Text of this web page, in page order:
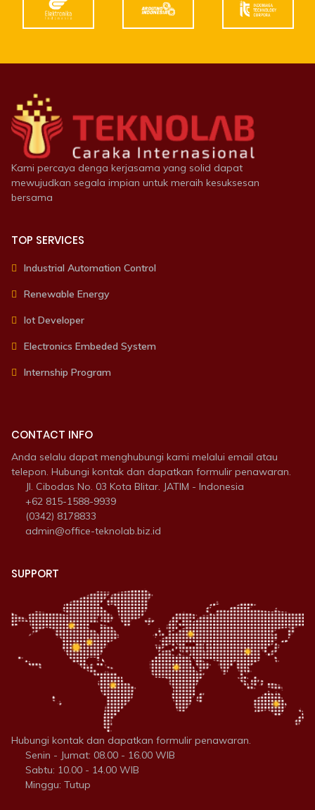
Kami percaya denga kerjasama yang solid dapat
mewujudkan segala impian untuk meraih kesuksesan
bersama
TOP SERVICES
Industrial Automation Control
Renewable Energy
Iot Developer
Electronics Embeded System
Internship Program
CONTACT INFO
Anda selalu dapat menghubungi kami melalui email atau
telepon. Hubungi kontak dan dapatkan formulir penawaran.
Jl. Cibodas No. 03 Kota Blitar. JATIM - Indonesia
+62 815-1588-9939
(0342) 8178833
admin@office-teknolab.biz.id
SUPPORT
Hubungi kontak dan dapatkan formulir penawaran.
Senin - Jumat: 08.00 - 16.00 WIB
Sabtu: 10.00 - 14.00 WIB
Minggu: Tutup